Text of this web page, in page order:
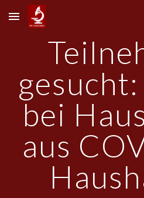
Skip to main content
bei
aus